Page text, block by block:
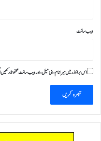
ویب‌ سائٹ
اس براؤزر میں میرا نام، ای میل، اور ویب سائٹ محفوظ